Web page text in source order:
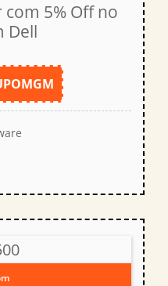
5% Off no
Dell